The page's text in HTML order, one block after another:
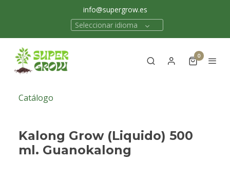
info@supergrow.es
Seleccionar idioma
0
Catálogo
Kalong Grow (Liquido) 500
ml. Guanokalong